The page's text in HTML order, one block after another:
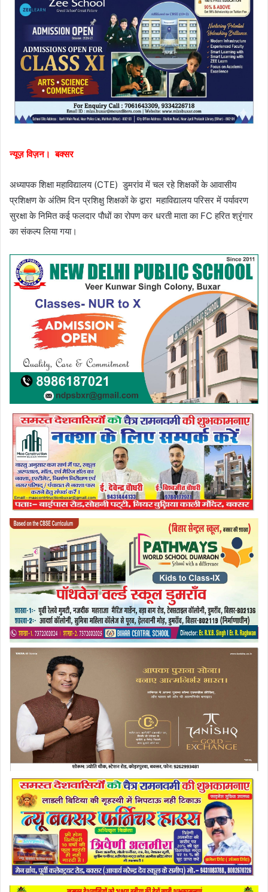
न्यूज़ विज़न। बक्सर
अध्यापक शिक्षा महाविद्यालय (CTE) डुमरांव में चल रहे शिक्षकों के आवासीय
प्रशिक्षण के अंतिम दिन प्रशिक्षु शिक्षकों के द्वारा महाविद्यालय परिसर में पर्यावरण
सुरक्षा के निमित कई फलदार पौधों का रोपण कर धरती माता का FC हरित श्रृंगार
का संकल्प लिया गया।